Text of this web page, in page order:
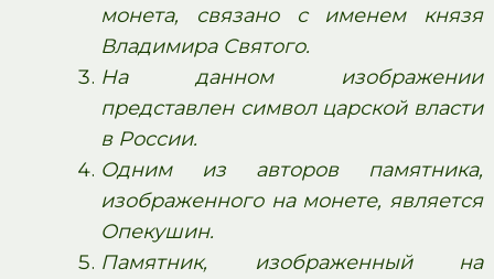
монета, связано с именем князя
Владимира Святого.
На данном изображении
представлен символ царской власти
в России.
Одним из авторов памятника,
изображенного на монете, является
Опекушин.
Памятник, изображенный на